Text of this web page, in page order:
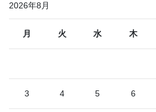
2026年8月
月 火 水 木
3 4 5 6